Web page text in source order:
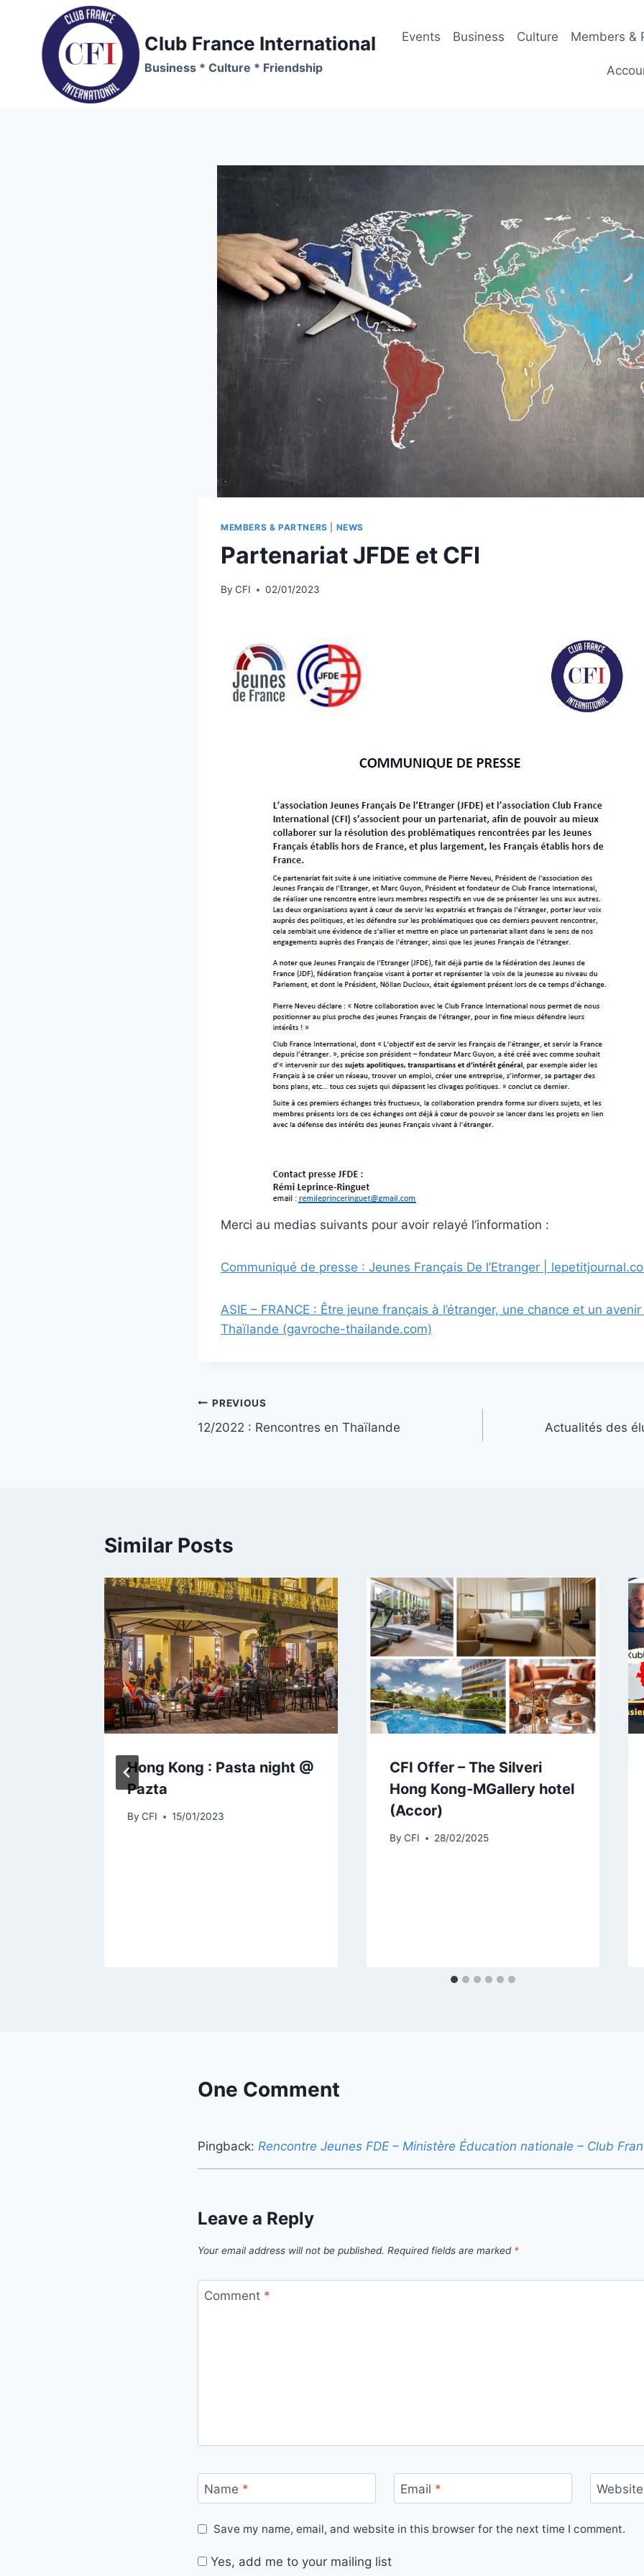
content
Club France International
Business * Culture * Friendship
Events Business Culture Members &
MEMBERS & PARTNERS NEWS
Partenariat JFDE et CFI
By CFI 02/01/2023
Merci au medias suivants pour avoir relayé l’information :
Communiqué de presse : Jeunes Français De l’Etranger |
ASIE – FRANCE : Être jeune français à l’étranger, une chance et un
Thaïlande (gavroche-thailande.com)
Post
navigation
PREVIOUS
12/2022 : Rencontres en Thaïlande Actualités des
Similar Posts
Hong Kong : Pasta night @
Pazta
By CFI 15/01/2023
CFI Offer – The Silveri
Hong Kong-MGallery hotel
(Accor)
By CFI 28/02/2025
One Comment
Pingback: Rencontre Jeunes FDE – Ministère Éducation nationale – Club
Leave a Reply
Your email address will not be published. Required fields are marked *
Comment *
Name * Email * Website
Save my name, email, and website in this browser for the next time I comment.
Yes, add me to your mailing list